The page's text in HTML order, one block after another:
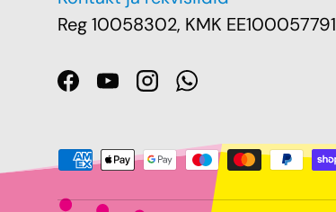
Reg 10058302, KMK EE100057791
Facebook
YouTubeInstagramWhatsApp
Makseviis sobib